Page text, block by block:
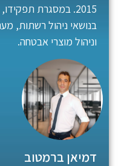
2015. במסגרת
בנושאי ניהול רשתות,
וניהול מוצרי אבטחה.
דמיאן ברמטוב